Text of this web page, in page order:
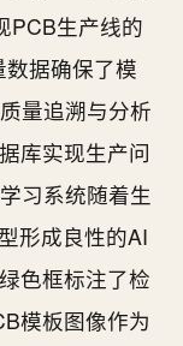
PCB生产线的
据确保了模
量追溯与分析
库实现生产问
习系统随着生
形成良性的AI
色框标注了检
模板图像作为